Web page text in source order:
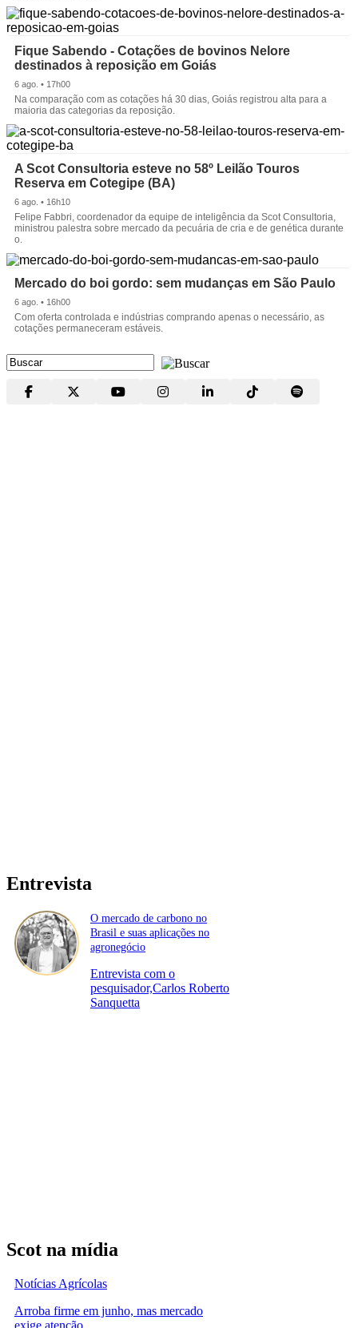
Fique Sabendo - Cotações de bovinos Nelore
destinados à reposição em Goiás
6 ago. • 17h00
Na comparação com as cotações há 30 dias, Goiás registrou alta para a
maioria das categorias da reposição.
A Scot Consultoria esteve no 58º Leilão Touros
Reserva em Cotegipe (BA)
6 ago. • 16h10
Felipe Fabbri, coordenador da equipe de inteligência da Scot Consultoria,
ministrou palestra sobre mercado da pecuária de cria e de genética durante
o.
Mercado do boi gordo: sem mudanças em São Paulo
6 ago. • 16h00
Com oferta controlada e indústrias comprando apenas o necessário, as
cotações permaneceram estáveis.
Entrevista
O mercado de carbono no
Brasil e suas aplicações no
agronegócio
Entrevista com o
pesquisador,Carlos Roberto
Sanquetta
Scot na mídia
Notícias Agrícolas
Arroba firme em junho, mas mercado
exige atenção